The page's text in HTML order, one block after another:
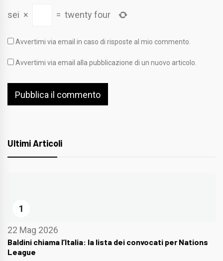
sei × = twenty four
Avvertimi via email in caso di risposte al mio commento.
Avvertimi via email alla pubblicazione di un nuovo articolo.
Ultimi Articoli
1
22 Mag 2026
Baldini chiama l’Italia: la lista dei convocati per Nations
League